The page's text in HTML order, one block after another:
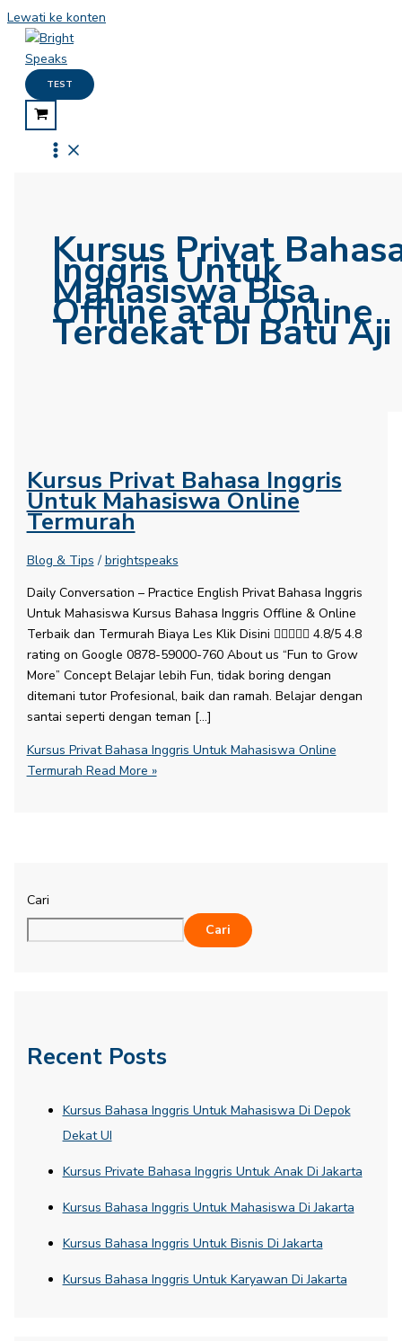
Lewati ke konten
TEST
Kursus Privat
Inggris Untuk
Mahasiswa Bisa
Offline atau Online
Terdekat Di Batu Aji
Kursus Privat Bahasa Inggris
Untuk Mahasiswa Online
Termurah
Blog & Tips / brightspeaks
Daily Conversation – Practice English​ Privat Bahasa Inggris
Untuk Mahasiswa Kursus Bahasa Inggris Offline & Online
Terbaik dan Termurah Biaya Les Klik Disini  4.8/5 4.8
rating on Google 0878-59000-760 About us “Fun to Grow
More” Concept Belajar lebih Fun, tidak boring dengan
ditemani tutor Profesional, baik dan ramah. Belajar dengan
santai seperti dengan teman […]
Kursus Privat Bahasa Inggris Untuk Mahasiswa Online
Termurah Read More »
Cari
Cari
Recent Posts
Kursus Bahasa Inggris Untuk Mahasiswa Di Depok
Dekat UI
Kursus Private Bahasa Inggris Untuk Anak Di Jakarta
Kursus Bahasa Inggris Untuk Mahasiswa Di Jakarta
Kursus Bahasa Inggris Untuk Bisnis Di Jakarta
Kursus Bahasa Inggris Untuk Karyawan Di Jakarta